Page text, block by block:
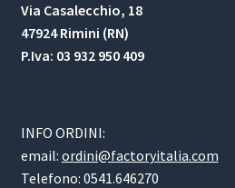
Via Casalecchio, 18
47924 Rimini (RN)
P.Iva: 03 932 950 409
INFO ORDINI:
email: ordini@factoryitalia.com
Telefono: 0541.646270